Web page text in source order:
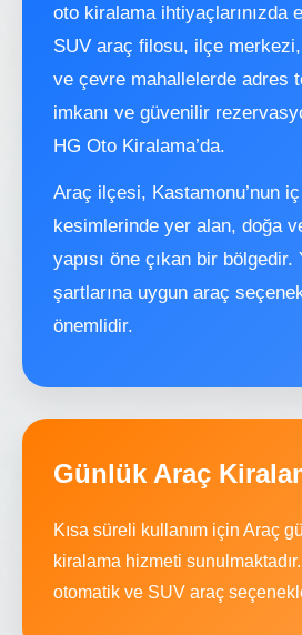
oto kiralama ihtiyaçlarınızda
SUV araç filosu, ilçe
ve çevre mahallelerde adres
imkanı ve güvenilir
HG Oto Kiralama’da.
Araç ilçesi, Kastamonu’nun iç
kesimlerinde yer alan, doğa
yapısı öne çıkan bir bölgedir.
şartlarına uygun araç
önemlidir.
Günlük Araç
Kısa süreli kullanım için Araç
kiralama hizmeti
otomatik ve SUV araç